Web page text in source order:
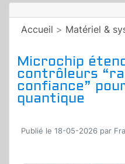
Accueil > Matériel &
Microchip
contrôleurs
confiance”
quantique
Publié le 18-05-2026 par